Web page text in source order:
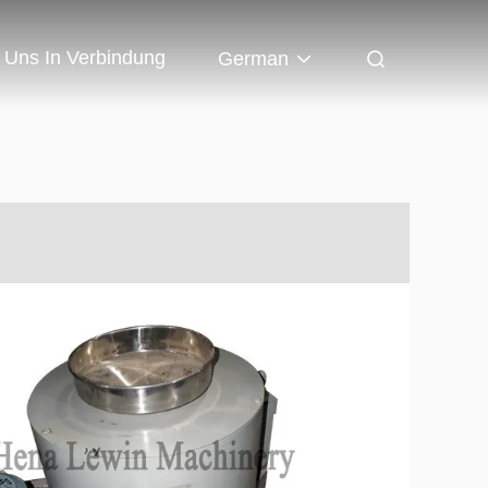
In Verbindung German